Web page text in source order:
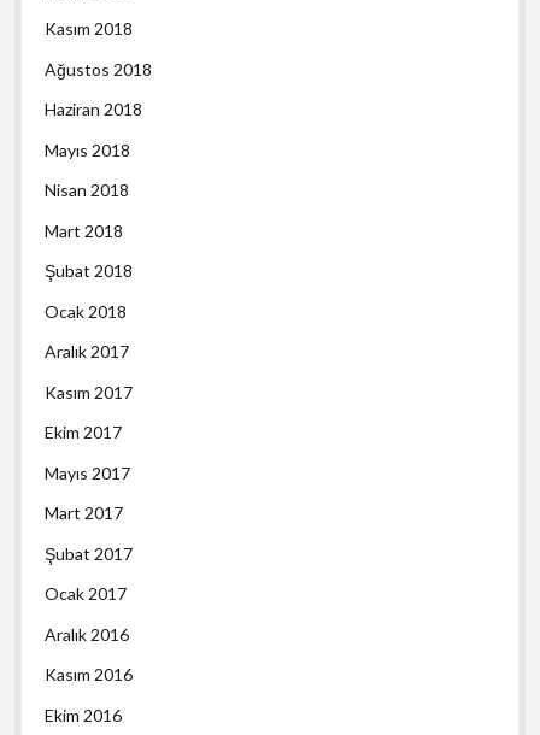
Kasım 2018
Ağustos 2018
Haziran 2018
Mayıs 2018
Nisan 2018
Mart 2018
Şubat 2018
Ocak 2018
Aralık 2017
Kasım 2017
Ekim 2017
Mayıs 2017
Mart 2017
Şubat 2017
Ocak 2017
Aralık 2016
Kasım 2016
Ekim 2016